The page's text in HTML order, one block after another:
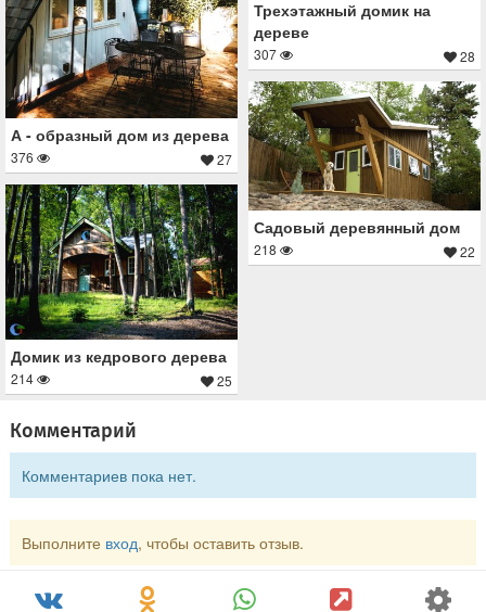
А - образный дом из дерева
376 27
Трехэтажный домик на
дереве
307 28
Садовый деревянный дом
218 22
Домик из кедрового дерева
214 25
Комментарий
Комментариев пока нет.
Выполните вход, чтобы оставить отзыв.